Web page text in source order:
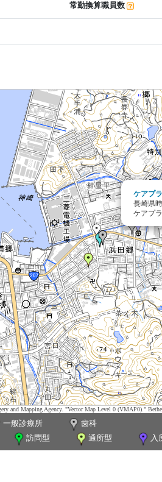
常勤換算職員数
ケアプ
長崎県
ケアプ
and Mapping Agency. "Vector Map Level 0 (VMAP0)."
一般診療所 歯科
訪問型 通所型 入